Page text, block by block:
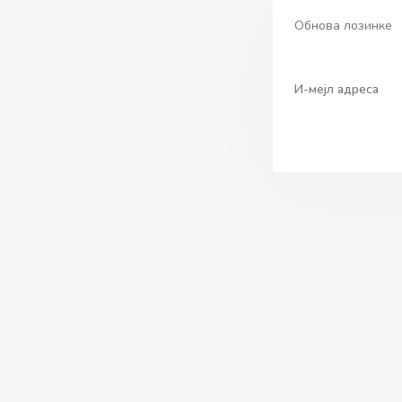
Обнова лозинке
И-мејл адреса